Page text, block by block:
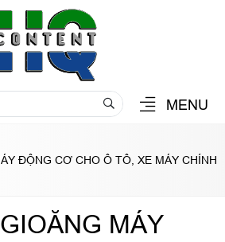
MENU
ĐỘNG CƠ CHO Ô TÔ, XE MÁY CHÍNH
MÁY